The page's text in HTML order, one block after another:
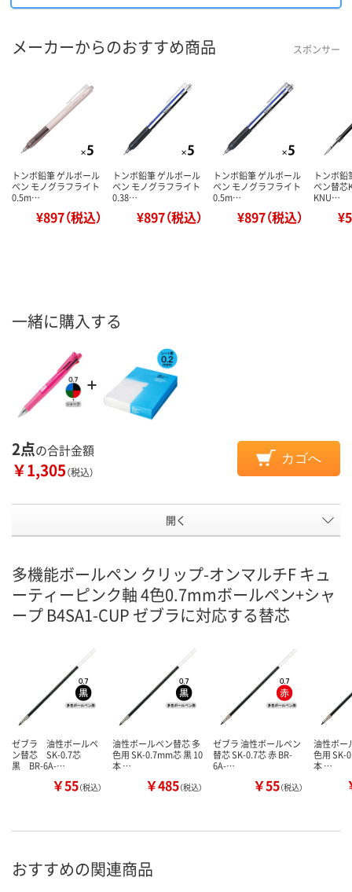
メーカーからのおすすめ商品 スポンサー
トンボ鉛筆 ゲルボール
ペン モノグラフライト
0.5m…
¥897（税込）
トンボ鉛筆 ゲルボール
ペン モノグラフライト
0.38…
¥897（税込）
トンボ鉛筆 ゲルボール
ペン モノグラフライト
0.5m…
¥897（税込）
トンボ鉛
ペン替芯
KNU…
一緒に購入する
2点の合計金額
￥1,305（税込）
カゴへ
開く
多機能ボールペン クリップ-オンマルチF キュ
ーティーピンク軸 4色0.7mmボールペン+シャ
ープ B4SA1-CUP ゼブラに対応する替芯
ゼブラ 油性ボールペ
ン替芯 SK-0.7芯
黒 BR-6A-…
￥55（税込）
油性ボールペン替芯 多
色用 SK-0.7mm芯 黒 10
本 …
￥485（税込）
ゼブラ 油性ボールペン
替芯 SK-0.7芯 赤 BR-
6A-…
￥55（税込）
油性ボー
色用 SK-
本 …
おすすめの関連商品